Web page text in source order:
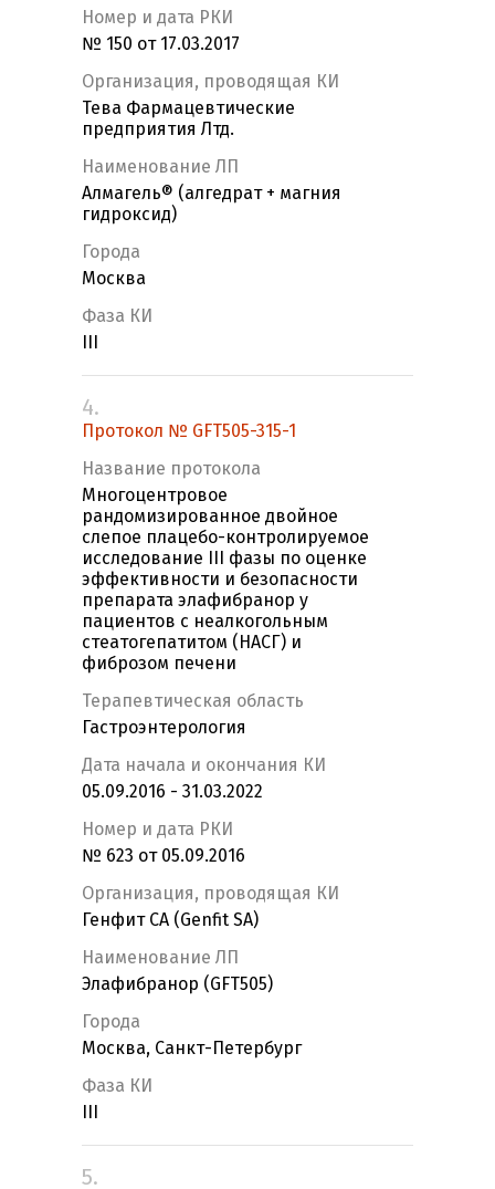
Номер и дата РКИ
№ 150 от 17.03.2017
Организация, проводящая КИ
Тева Фармацевтические
предприятия Лтд.
Наименование ЛП
Алмагель® (алгедрат + магния
гидроксид)
Города
Москва
Фаза КИ
4.
Протокол № GFT505-315-1
Название протокола
Многоцентровое
рандомизированное двойное
слепое плацебо-контролируемое
исследование III фазы по оценке
эффективности и безопасности
препарата элафибранор у
пациентов с неалкогольным
стеатогепатитом (НАСГ) и
фиброзом печени
Терапевтическая область
Гастроэнтерология
Дата начала и окончания КИ
05.09.2016 - 31.03.2022
Номер и дата РКИ
№ 623 от 05.09.2016
Организация, проводящая КИ
Генфит СА (Genfit SA)
Наименование ЛП
Элафибранор (GFT505)
Города
Москва, Санкт-Петербург
Фаза КИ
5.